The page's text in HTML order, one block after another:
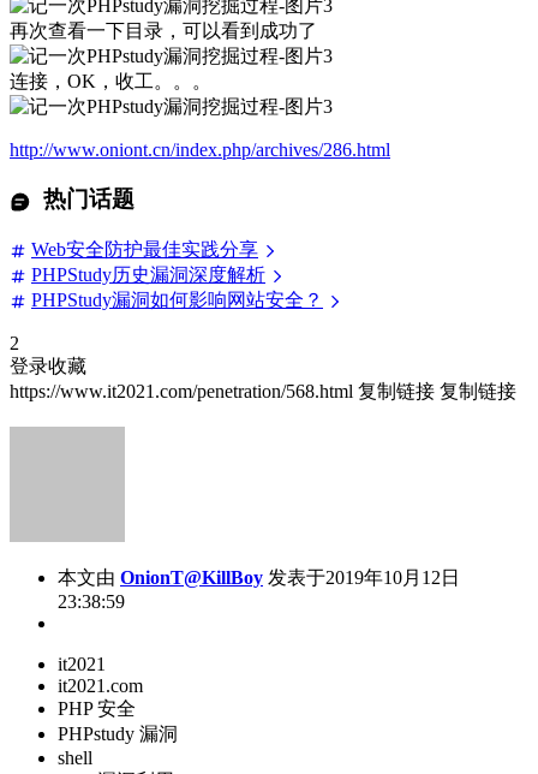
再次查看一下目录，可以看到成功了
连接，OK，收工。。。
http://www.oniont.cn/index.php/archives/286.html
热门话题
Web安全防护最佳实践分享
PHPStudy历史漏洞深度解析
PHPStudy漏洞如何影响网站安全？
2
登录收藏
https://www.it2021.com/penetration/568.html 复制链接 复制链接
本文由 OnionT@KillBoy 发表于2019年10月12日
23:38:59
it2021
it2021.com
PHP 安全
PHPstudy 漏洞
shell